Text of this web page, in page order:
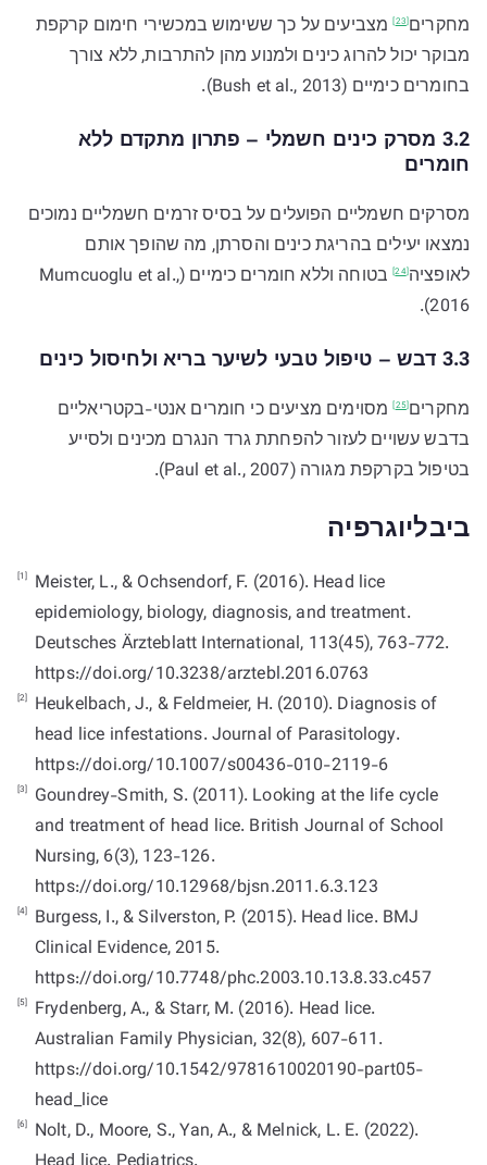
מחקרים[23]
מצביעים על כך ששימוש במכשירי חימום קרקפת
מבוקר יכול להרוג כינים ולמנוע מהן להתרבות, ללא צורך
בחומרים כימיים (Bush et al., 2013).
3.2 מסרק כינים חשמלי – פתרון מתקדם ללא
חומרים
מסרקים חשמליים הפועלים על בסיס זרמים חשמליים נמוכים
נמצאו יעילים בהריגת כינים והסרתן, מה שהופך אותם
לאופציה[24]
בטוחה וללא חומרים כימיים (Mumcuoglu et al.,
2016).
3.3 דבש – טיפול טבעי לשיער בריא ולחיסול כינים
מחקרים[25]
מסוימים מציעים כי חומרים אנטי-בקטריאליים
בדבש עשויים לעזור להפחתת גרד הנגרם מכינים ולסייע
בטיפול בקרקפת מגורה (Paul et al., 2007).
ביבליוגרפיה
[1]
Meister, L., & Ochsendorf, F. (2016). Head lice
epidemiology, biology, diagnosis, and treatment.
Deutsches Ärzteblatt International, 113(45), 763-772.
https://doi.org/10.3238/arztebl.2016.0763
[2]
Heukelbach, J., & Feldmeier, H. (2010). Diagnosis of
head lice infestations. Journal of Parasitology.
https://doi.org/10.1007/s00436-010-2119-6
[3]
Goundrey-Smith, S. (2011). Looking at the life cycle
and treatment of head lice. British Journal of School
Nursing, 6(3), 123-126.
https://doi.org/10.12968/bjsn.2011.6.3.123
[4]
Burgess, I., & Silverston, P. (2015). Head lice. BMJ
Clinical Evidence, 2015.
https://doi.org/10.7748/phc.2003.10.13.8.33.c457
[5]
Frydenberg, A., & Starr, M. (2016). Head lice.
Australian Family Physician, 32(8), 607-611.
https://doi.org/10.1542/9781610020190-part05-
head_lice
[6]
Nolt, D., Moore, S., Yan, A., & Melnick, L. E. (2022).